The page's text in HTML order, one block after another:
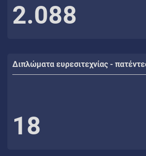
2.088
Διπλώματα ευρεσιτεχνίας -
18